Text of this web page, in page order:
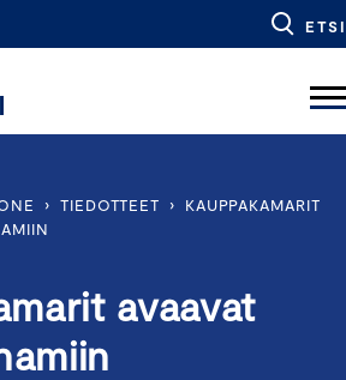
ETSI
› TIEDOTTEET ›
KAUPPAKAMARIT
avaavat